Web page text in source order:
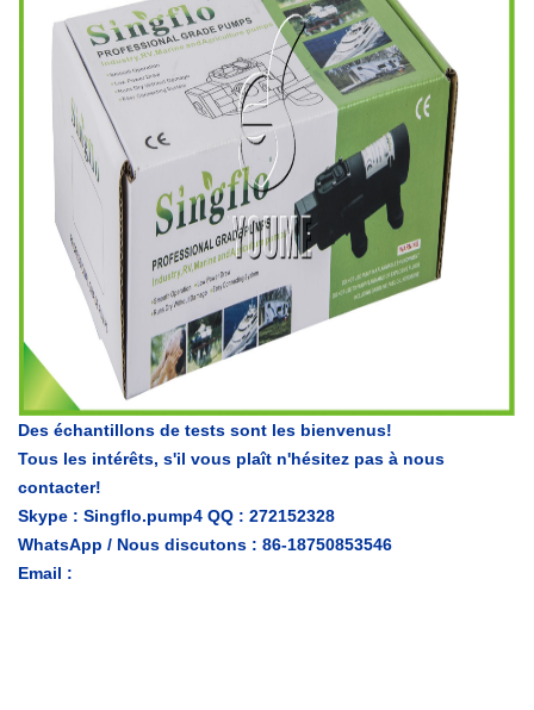
Des échantillons de tests sont les bienvenus!
Tous les intérêts, s'il vous plaît n'hésitez pas à nous
contacter!
Skype : Singflo.pump4 QQ : 272152328
WhatsApp / Nous discutons : 86-18750853546
Email :